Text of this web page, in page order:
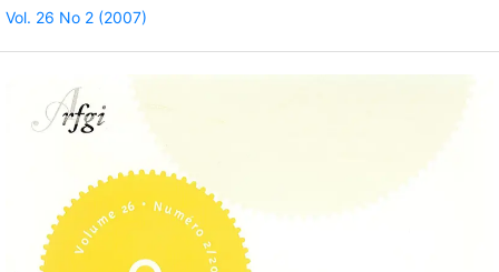
Vol. 26 No 2 (2007)